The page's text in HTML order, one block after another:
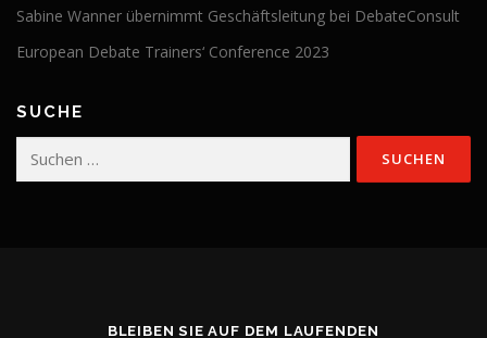
Sabine Wanner übernimmt Geschäftsleitung bei DebateConsult
European Debate Trainers‘ Conference 2023
SUCHE
Suchen
BLEIBEN SIE AUF DEM LAUFENDEN